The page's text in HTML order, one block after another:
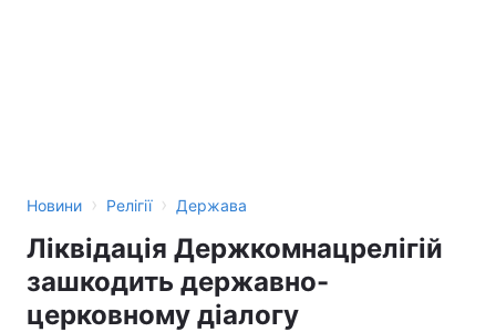
Новини › Релігії › Держава
Ліквідація Держкомнацрелігій
зашкодить державно-
церковному діалогу